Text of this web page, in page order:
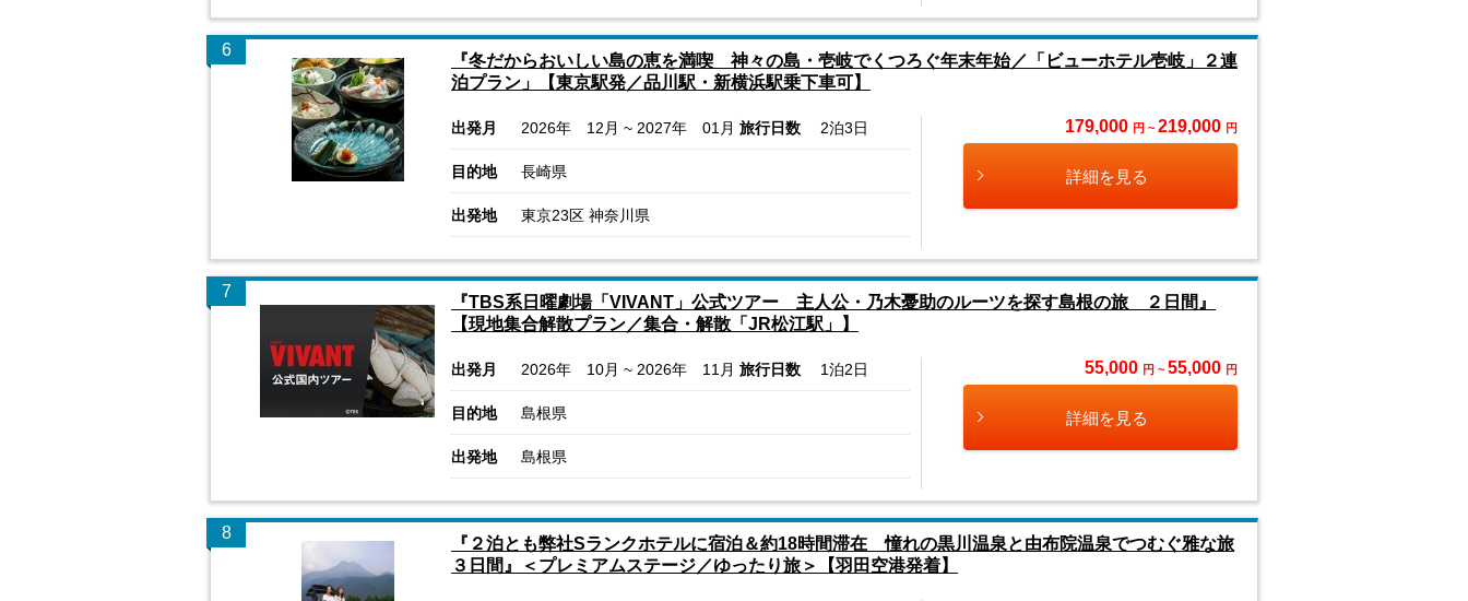
6
『冬だからおいしい島の恵を満喫 神々の島・壱岐でくつろぐ年末年始／「ビューホテル壱岐」２連
泊プラン」【東京駅発／品川駅・新横浜駅乗下車可】
出発月 2026年 12月 ~ 2027年 01月 旅行日数 2泊3日
目的地 長崎県
出発地 東京23区 神奈川県
179,000 円 ~ 219,000 円
詳細を見る
7
『TBS系日曜劇場「VIVANT」公式ツアー 主人公・乃木憂助のルーツを探す島根の旅 ２日間』
【現地集合解散プラン／集合・解散「JR松江駅」】
出発月 2026年 10月 ~ 2026年 11月 旅行日数 1泊2日
目的地 島根県
出発地 島根県
55,000 円 ~ 55,000 円
詳細を見る
8
『２泊とも弊社Sランクホテルに宿泊＆約18時間滞在 憧れの黒川温泉と由布院温泉でつむぐ雅な旅
３日間』＜プレミアムステージ／ゆったり旅＞【羽田空港発着】